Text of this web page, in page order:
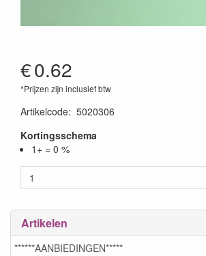
€0.62
*Prijzen zijn inclusief btw
Artikelcode: 5020306
Kortingsschema
1+ = 0 %
Artikelen
******AANBIEDINGEN*****